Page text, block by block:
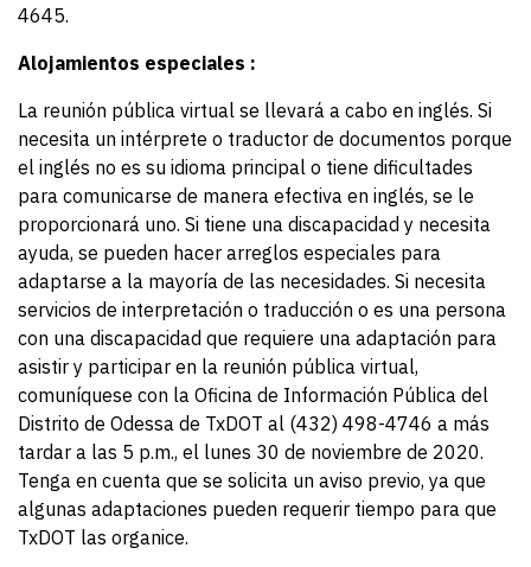
4645.
Alojamientos especiales :
La reunión pública virtual se llevará a cabo en inglés. Si
necesita un intérprete o traductor de documentos porque
el inglés no es su idioma principal o tiene dificultades
para comunicarse de manera efectiva en inglés, se le
proporcionará uno. Si tiene una discapacidad y necesita
ayuda, se pueden hacer arreglos especiales para
adaptarse a la mayoría de las necesidades. Si necesita
servicios de interpretación o traducción o es una persona
con una discapacidad que requiere una adaptación para
asistir y participar en la reunión pública virtual,
comuníquese con la Oficina de Información Pública del
Distrito de Odessa de TxDOT al (432) 498-4746 a más
tardar a las 5 p.m., el lunes 30 de noviembre de 2020.
Tenga en cuenta que se solicita un aviso previo, ya que
algunas adaptaciones pueden requerir tiempo para que
TxDOT las organice.